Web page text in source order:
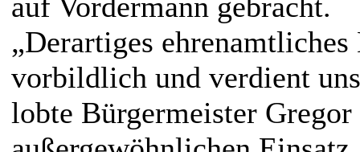
auf Vordermann gebracht.
„Derartiges
vorbildlich und verdient
lobte Bürgermeister